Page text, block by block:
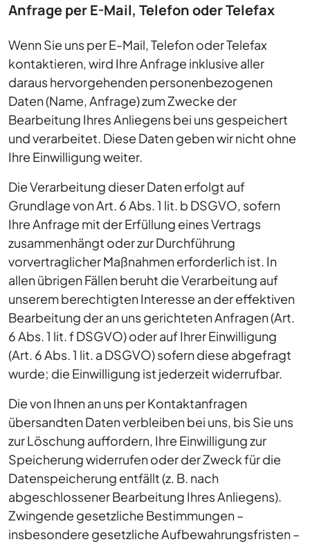
Anfrage per E-Mail, Telefon oder Telefax
Wenn Sie uns per E-Mail, Telefon oder Telefax
kontaktieren, wird Ihre Anfrage inklusive aller
daraus hervorgehenden personenbezogenen
Daten (Name, Anfrage) zum Zwecke der
Bearbeitung Ihres Anliegens bei uns gespeichert
und verarbeitet. Diese Daten geben wir nicht ohne
Ihre Einwilligung weiter.
Die Verarbeitung dieser Daten erfolgt auf
Grundlage von Art. 6 Abs. 1 lit. b DSGVO, sofern
Ihre Anfrage mit der Erfüllung eines Vertrags
zusammenhängt oder zur Durchführung
vorvertraglicher Maßnahmen erforderlich ist. In
allen übrigen Fällen beruht die Verarbeitung auf
unserem berechtigten Interesse an der effektiven
Bearbeitung der an uns gerichteten Anfragen (Art.
6 Abs. 1 lit. f DSGVO) oder auf Ihrer Einwilligung
(Art. 6 Abs. 1 lit. a DSGVO) sofern diese abgefragt
wurde; die Einwilligung ist jederzeit widerrufbar.
Die von Ihnen an uns per Kontaktanfragen
übersandten Daten verbleiben bei uns, bis Sie uns
zur Löschung auffordern, Ihre Einwilligung zur
Speicherung widerrufen oder der Zweck für die
Datenspeicherung entfällt (z. B. nach
abgeschlossener Bearbeitung Ihres Anliegens).
Zwingende gesetzliche Bestimmungen –
insbesondere gesetzliche Aufbewahrungsfristen –